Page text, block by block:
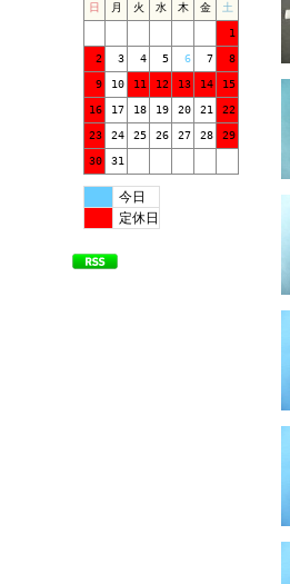
日 月 火 水 木 金 土
1
2 3 4 5 6 7 8
9 10 11 12 13 14 15
16 17 18 19 20 21 22
23 24 25 26 27 28 29
30 31
今日
定休日